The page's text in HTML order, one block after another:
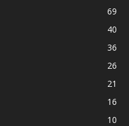
69
40
36
26
21
16
10